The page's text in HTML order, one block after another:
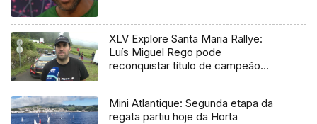
XLV Explore Santa Maria Rallye:
Luís Miguel Rego pode
reconquistar título de campeão
Mini Atlantique: Segunda etapa da
regata partiu hoje da Horta